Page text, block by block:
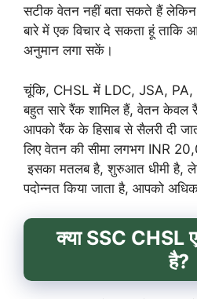
सटीक वेतन नहीं बता सकते हैं
बारे में एक विचार दे सकता हूं ताकि
अनुमान लगा सकें।
चूंकि, CHSL में LDC, JSA,
बहुत सारे रैंक शामिल हैं, वेतन केवल
आपको रैंक के हिसाब से सैलरी दी
लिए वेतन की सीमा लगभग INR
इसका मतलब है, शुरुआत धीमी है,
पदोन्नत किया जाता है, आपको
क्या SSC CHSL
है?